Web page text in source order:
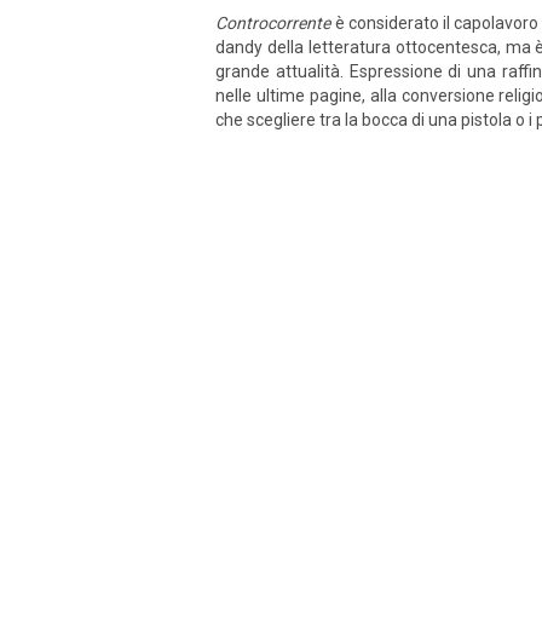
Controcorrenteè considerato il
dandy della letteratura ottocentesca, ma
grande attualità. Espressione di una
nelle ultime pagine, alla conversione
che scegliere tra la bocca di una pistola o i